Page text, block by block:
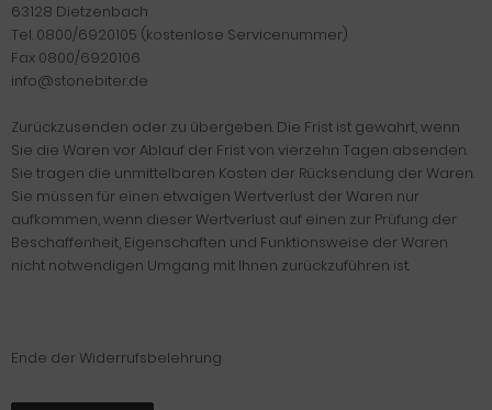
63128 Dietzenbach
Tel. 0800/6920105 (kostenlose Servicenummer)
Fax 0800/6920106
info@stonebiter.de
Zurückzusenden oder zu übergeben. Die Frist ist gewahrt, wenn
Sie die Waren vor Ablauf der Frist von vierzehn Tagen absenden.
Sie tragen die unmittelbaren Kosten der Rücksendung der Waren.
Sie müssen für einen etwaigen Wertverlust der Waren nur
aufkommen, wenn dieser Wertverlust auf einen zur Prüfung der
Beschaffenheit, Eigenschaften und Funktionsweise der Waren
nicht notwendigen Umgang mit Ihnen zurückzuführen ist.
Ende der Widerrufsbelehrung